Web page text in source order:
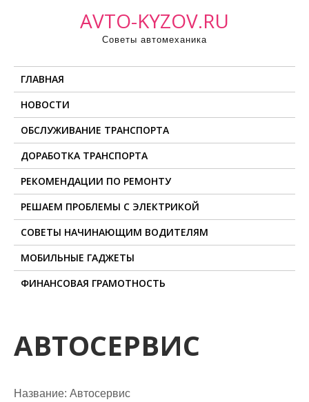
AVTO-KYZOV.RU
Советы автомеханика
ГЛАВНАЯ
НОВОСТИ
ОБСЛУЖИВАНИЕ ТРАНСПОРТА
ДОРАБОТКА ТРАНСПОРТА
РЕКОМЕНДАЦИИ ПО РЕМОНТУ
РЕШАЕМ ПРОБЛЕМЫ С ЭЛЕКТРИКОЙ
СОВЕТЫ НАЧИНАЮЩИМ ВОДИТЕЛЯМ
МОБИЛЬНЫЕ ГАДЖЕТЫ
ФИНАНСОВАЯ ГРАМОТНОСТЬ
АВТОСЕРВИС
Название: Автосервис